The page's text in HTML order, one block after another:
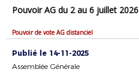
Pouvoir AG du 2 au 6 juillet 2026
Pouvoir de vote AG distanciel
Publié le 14-11-2025
Assemblée Générale